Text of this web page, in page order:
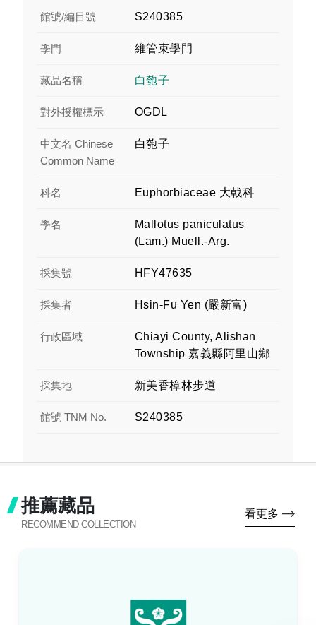
館號/編目號 S240385
學門 維管束學門
藏品名稱 白匏子
對外授權標示 OGDL
中文名 Chinese
Common Name
白匏子
科名 Euphorbiaceae 大戟科
學名
Mallotus paniculatus
(Lam.) Muell.-Arg.
採集號 HFY47635
採集者 Hsin-Fu Yen (嚴新富)
行政區域
Chiayi County, Alishan
Township 嘉義縣阿里山鄉
採集地 新美香樟林步道
館號 TNM No. S240385
推薦藏品
RECOMMEND COLLECTION
看更多